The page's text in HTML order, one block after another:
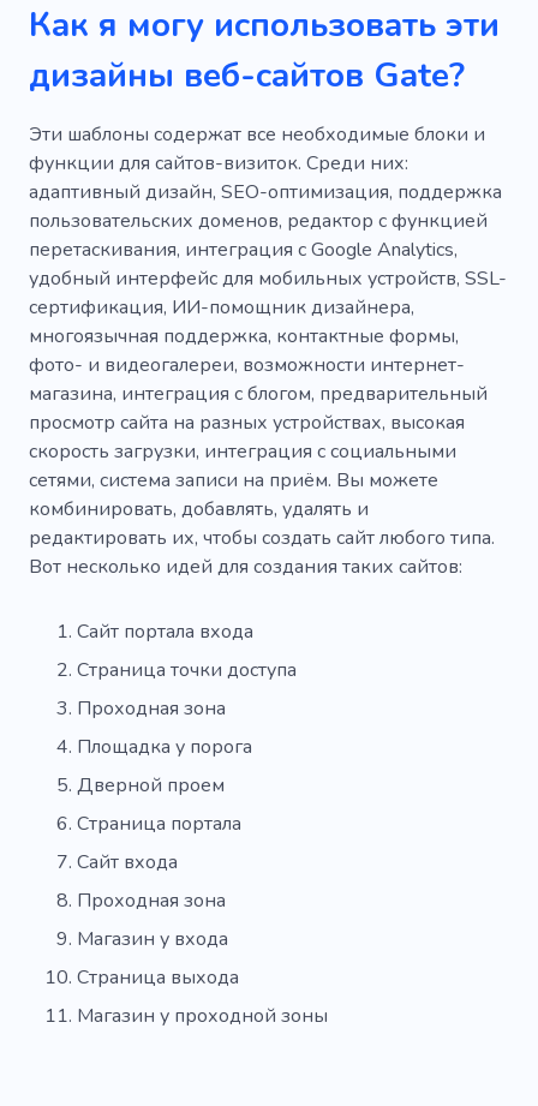
Деревянные двери
Тревога
Электроударные системы
Как я могу использовать эти
дизайны веб-сайтов Gate?
Эти шаблоны содержат все необходимые блоки и
функции для сайтов-визиток. Среди них:
адаптивный дизайн, SEO-оптимизация, поддержка
пользовательских доменов, редактор с функцией
перетаскивания, интеграция с Google Analytics,
удобный интерфейс для мобильных устройств, SSL-
сертификация, ИИ-помощник дизайнера,
многоязычная поддержка, контактные формы,
фото- и видеогалереи, возможности интернет-
магазина, интеграция с блогом, предварительный
просмотр сайта на разных устройствах, высокая
скорость загрузки, интеграция с социальными
сетями, система записи на приём. Вы можете
комбинировать, добавлять, удалять и
редактировать их, чтобы создать сайт любого типа.
Вот несколько идей для создания таких сайтов:
Сайт портала входа
Страница точки доступа
Проходная зона
Площадка у порога
Дверной проем
Страница портала
Сайт входа
Проходная зона
Магазин у входа
Страница выхода
Магазин у проходной зоны